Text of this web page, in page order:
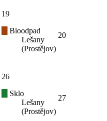
19
Bioodpad
Lešany
(Prostějov)
20
26
Sklo
Lešany
(Prostějov)
27